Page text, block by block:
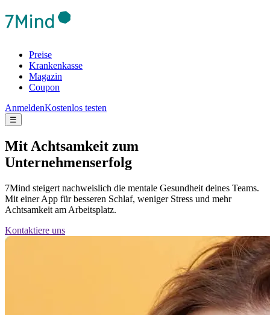
Preise
Krankenkasse
Magazin
Coupon
AnmeldenKostenlos testen
☰
Mit Achtsamkeit zum
Unternehmenserfolg
7Mind steigert nachweislich die mentale Gesundheit deines Teams.
Mit einer App für besseren Schlaf, weniger Stress und mehr
Achtsamkeit am Arbeitsplatz.
Kontaktiere uns